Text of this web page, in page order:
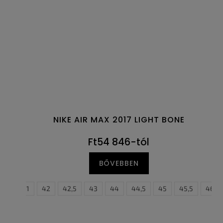
NIKE AIR MAX 2017 LIGHT BONE
Ft54 846-tól
BŐVEBBEN
41 42 42,5 43 44 44,5 45 45,5 46
40,5